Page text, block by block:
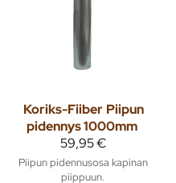
Koriks-Fiiber Piipun
pidennys 1000mm
59,95 €
Piipun pidennusosa kapinan
piippuun.